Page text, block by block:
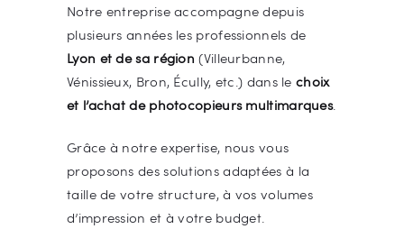
Notre entreprise accompagne depuis
plusieurs années les professionnels de
Lyon et de sa région (Villeurbanne,
Vénissieux, Bron, Écully, etc.) dans lechoix
et l’achat de photocopieurs multimarques.
Grâce à notre expertise, nous vous
proposons des solutions adaptées à la
taille de votre structure, à vos volumes
d’impression et à votre budget.